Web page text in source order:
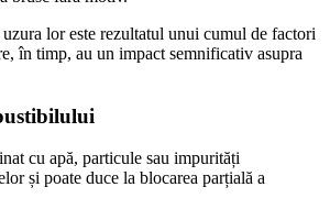
lor este rezultatul unui cumul de factori
în timp, au un impact semnificativ asupra
cu apă, particule sau impurități
și poate duce la blocarea parțială a